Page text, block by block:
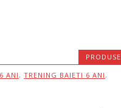
PRODUSE
ANI, TRENING BAIETI 6 ANI ,